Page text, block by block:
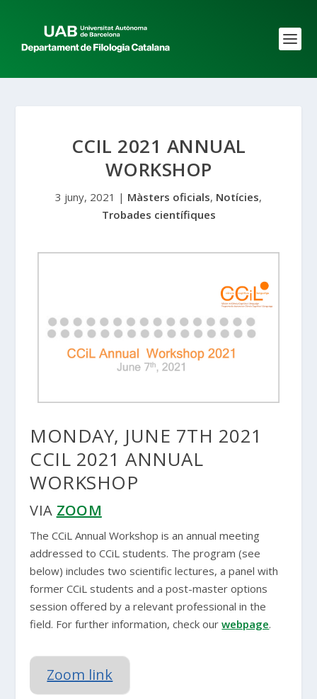
CCIL 2021 ANNUAL
WORKSHOP
3 juny, 2021 | Màsters oficials, Notícies,
Trobades científiques
MONDAY, JUNE 7TH 2021
CCIL 2021 ANNUAL
WORKSHOP
VIA ZOOM
The CCiL Annual Workshop is an annual meeting
addressed to CCiL students. The program (see
below) includes two scientific lectures, a panel with
former CCiL students and a post-master options
session offered by a relevant professional in the
field. For further information, check ourwebpage.
Zoom link